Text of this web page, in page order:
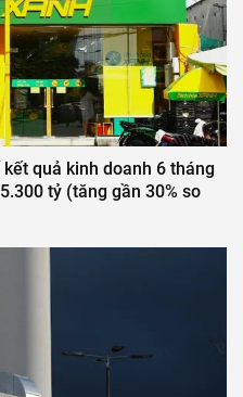
quả kinh doanh 6 tháng
tỷ (tăng gần 30% so